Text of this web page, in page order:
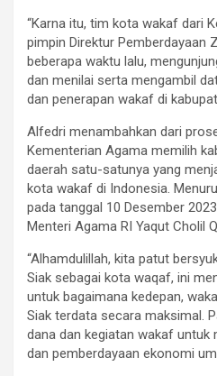
“Karna itu, tim kota wakaf dari
pimpin Direktur Pemberdayaan
beberapa waktu lalu,
dan menilai serta mengambil
dan penerapan wakaf di
Alfedri menambahkan dari
Kementerian Agama memilih
daerah satu-satunya yang
kota wakaf di Indonesia.
pada tanggal 10 Desember
Menteri Agama RI Yaqut Cholil
“Alhamdulillah, kita patut
Siak sebagai kota waqaf, ini
untuk bagaimana kedepan,
Siak terdata secara maksimal.
dana dan kegiatan wakaf untuk
dan pemberdayaan ekonomi